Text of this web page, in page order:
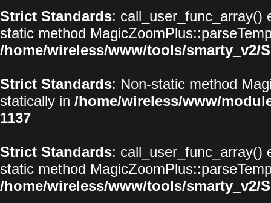
Strict Standards: call_user_func_array()
static method
/home/wireless/www/tools/smarty_v2/
Strict Standards: Non-static method
statically in /home/wireless/www/
1137
Strict Standards: call_user_func_array()
static method
/home/wireless/www/tools/smarty_v2/